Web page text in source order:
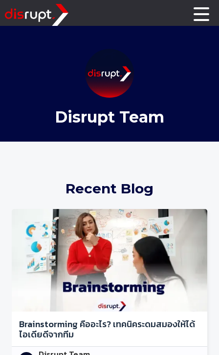
Disrupt Team
Recent Blog
Brainstorming คืออะไร? เทคนิคระดมสมองให้ได้
ไอเดียดีจากทีม